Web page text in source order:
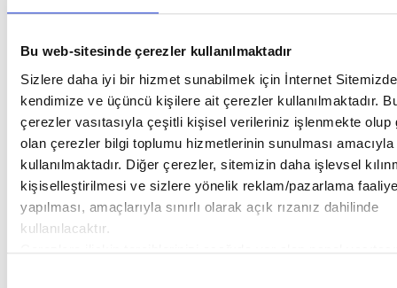
Bu web-sitesinde çerezler kullanılmaktadır
Sizlere daha iyi bir hizmet sunabilmek için İnternet Sitemizde
kendimize ve üçüncü kişilere ait çerezler kullanılmaktadır.
çerezler vasıtasıyla çeşitli kişisel verileriniz işlenmekte olup
olan çerezler bilgi toplumu hizmetlerinin sunulması amacıyla
kullanılmaktadır. Diğer çerezler, sitemizin daha işlevsel
kişiselleştirilmesi ve sizlere yönelik reklam/pazarlama
yapılması, amaçlarıyla sınırlı olarak açık rızanız dahilinde
kullanılacaktır.